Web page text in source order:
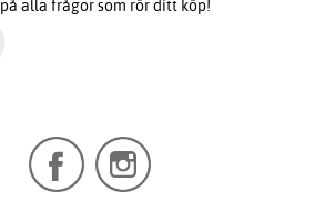
alla frågor som rör ditt köp!